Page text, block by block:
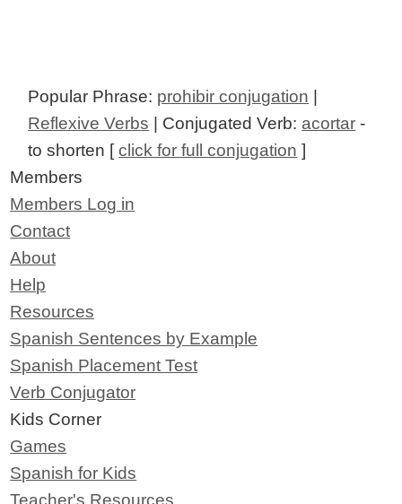
Popular Phrase: prohibir conjugation
Reflexive Verbs | Conjugated Verb: acortar -
to shorten [click for full conjugation ]
Members
Members Log in
Contact
About
Help
Resources
Spanish Sentences by Example
Spanish Placement Test
Verb Conjugator
Kids Corner
Games
Spanish for Kids
Teacher's Resources